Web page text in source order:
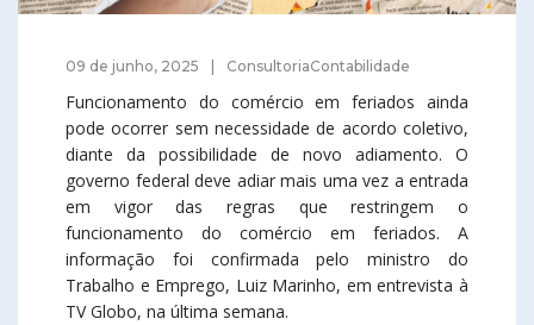
09 de junho, 2025 ConsultoriaContabilidade
Funcionamento do comércio em feriados ainda
pode ocorrer sem necessidade de acordo coletivo,
diante da possibilidade de novo adiamento. O
governo federal deve adiar mais uma vez a entrada
em vigor das regras que restringem o
funcionamento do comércio em feriados. A
informação foi confirmada pelo ministro do
Trabalho e Emprego, Luiz Marinho, em entrevista à
TV Globo, na última semana.